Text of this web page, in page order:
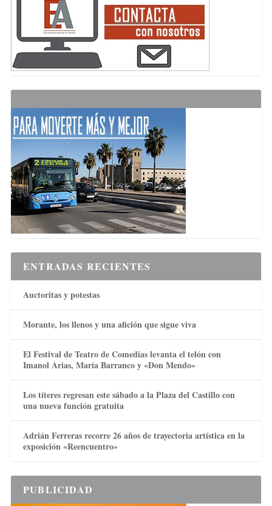
ENTRADAS RECIENTES
Auctoritas y potestas
Morante, los llenos y una afición que sigue viva
El Festival de Teatro de Comedias levanta el telón con
Imanol Arias, María Barranco y «Don Mendo»
Los títeres regresan este sábado a la Plaza del Castillo con
una nueva función gratuita
Adrián Ferreras recorre 26 años de trayectoria artística en la
exposición «Reencuentro»
PUBLICIDAD